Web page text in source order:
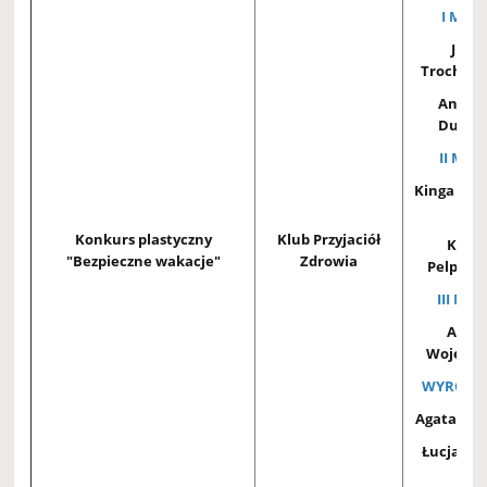
Konkurs plastyczny
"Bezpieczne wakacje"
Klub Przyjaciół
Zdrowia
I
II
Kinga
III
Agata
Łucja